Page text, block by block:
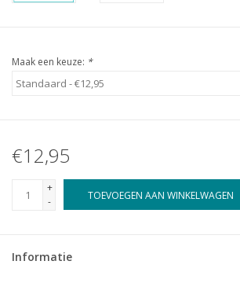
Maak een keuze: *
€12,95
+
-
TOEVOEGEN AAN WINKELWAGEN
Informatie